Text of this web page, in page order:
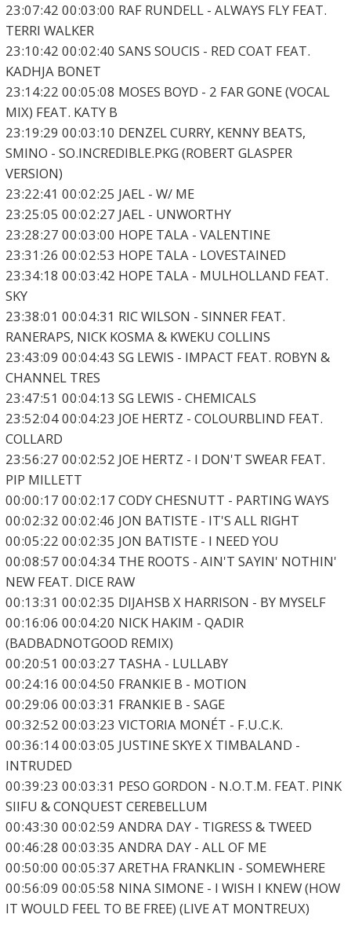
23:07:42 00:03:00 RAF RUNDELL - ALWAYS FLY FEAT.
TERRI WALKER
23:10:42 00:02:40 SANS SOUCIS - RED COAT FEAT.
KADHJA BONET
23:14:22 00:05:08 MOSES BOYD - 2 FAR GONE (VOCAL
MIX) FEAT. KATY B
23:19:29 00:03:10 DENZEL CURRY, KENNY BEATS,
SMINO - SO.INCREDIBLE.PKG (ROBERT GLASPER
VERSION)
23:22:41 00:02:25 JAEL - W/ ME
23:25:05 00:02:27 JAEL - UNWORTHY
23:28:27 00:03:00 HOPE TALA - VALENTINE
23:31:26 00:02:53 HOPE TALA - LOVESTAINED
23:34:18 00:03:42 HOPE TALA - MULHOLLAND FEAT.
SKY
23:38:01 00:04:31 RIC WILSON - SINNER FEAT.
RANERAPS, NICK KOSMA & KWEKU COLLINS
23:43:09 00:04:43 SG LEWIS - IMPACT FEAT. ROBYN &
CHANNEL TRES
23:47:51 00:04:13 SG LEWIS - CHEMICALS
23:52:04 00:04:23 JOE HERTZ - COLOURBLIND FEAT.
COLLARD
23:56:27 00:02:52 JOE HERTZ - I DON'T SWEAR FEAT.
PIP MILLETT
00:00:17 00:02:17 CODY CHESNUTT - PARTING WAYS
00:02:32 00:02:46 JON BATISTE - IT'S ALL RIGHT
00:05:22 00:02:35 JON BATISTE - I NEED YOU
00:08:57 00:04:34 THE ROOTS - AIN'T SAYIN' NOTHIN'
NEW FEAT. DICE RAW
00:13:31 00:02:35 DIJAHSB X HARRISON - BY MYSELF
00:16:06 00:04:20 NICK HAKIM - QADIR
(BADBADNOTGOOD REMIX)
00:20:51 00:03:27 TASHA - LULLABY
00:24:16 00:04:50 FRANKIE B - MOTION
00:29:06 00:03:31 FRANKIE B - SAGE
00:32:52 00:03:23 VICTORIA MONÉT - F.U.C.K.
00:36:14 00:03:05 JUSTINE SKYE X TIMBALAND -
INTRUDED
00:39:23 00:03:31 PESO GORDON - N.O.T.M. FEAT. PINK
SIIFU & CONQUEST CEREBELLUM
00:43:30 00:02:59 ANDRA DAY - TIGRESS & TWEED
00:46:28 00:03:35 ANDRA DAY - ALL OF ME
00:50:00 00:05:37 ARETHA FRANKLIN - SOMEWHERE
00:56:09 00:05:58 NINA SIMONE - I WISH I KNEW (HOW
IT WOULD FEEL TO BE FREE) (LIVE AT MONTREUX)